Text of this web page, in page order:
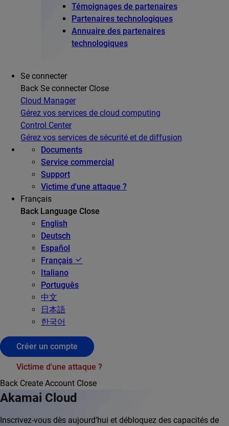
Témoignages de partenaires
Partenaires technologiques
Annuaire des partenaires
technologiques
Se connecter
Back Se connecter Close
Cloud Manager
Gérez vos services de cloud computing
Control Center
Gérez vos services de sécurité et de diffusion
Documents
Service commercial
Support
Victime d'une attaque ?
Français
Back Language Close
English
Deutsch
Español
Français
Italiano
Português
中文
日本語
한국어
Créer un compte
Victime d'une attaque ?
Back Create Account Close
Akamai Cloud
Inscrivez-vous dès aujourd’hui et débloquez des capacités de